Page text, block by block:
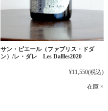
サン・ピエール（ファブリス・ドダ
ン）/レ・ダレ Les Dallles2020
¥11,550(税込)
在庫 ×